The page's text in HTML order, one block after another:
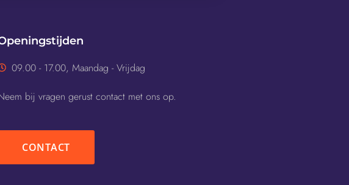
09.00 - 17.00, Maandag - Vrijdag
bij vragen gerust contact met ons op.
CONTACT